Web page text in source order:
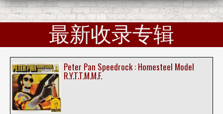
最新收录专辑
Peter Pan Speedrock : Homesteel Model
R.Y.T.T.M.M.F.